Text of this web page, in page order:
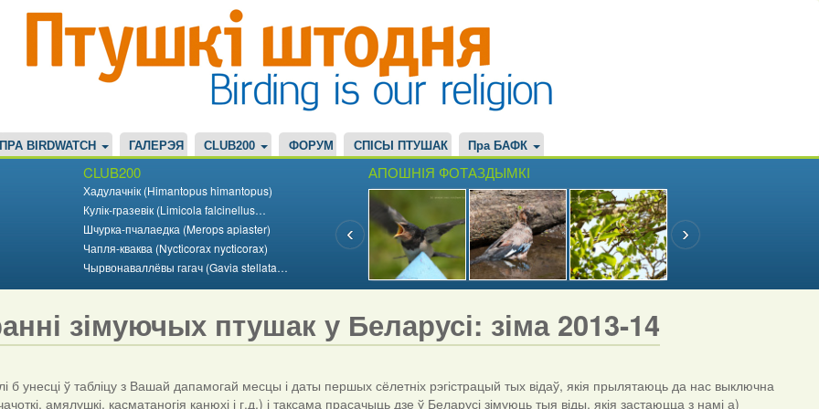
ПРА BIRDWATCH ГАЛЕРЭЯ CLUB200 ФОРУМ СПІСЫ ПТУШАК Пра БАФК
CLUB200
Хадулачнік (Himantopus himantopus)
Кулік-гразевік (Limicola falcinellus…
Шчурка-пчалаедка (Merops apiaster)
Чапля-кваква (Nycticorax nycticorax)
Чырвонаваллёвы гагач (Gavia stellata…
АПОШНІЯ ФОТАЗДЫМКІ
зімуючых птушак у Беларусі: зіма 2013-14
унесці ў табліцу з Вашай дапамогай месцы і даты першых сёлетніх рэгістрацый тых відаў, якія прылятаюць да нас выключна
амялушкі, касматаногія канюхі і г.д.) і таксама прасачыць дзе ў Беларусі зімуюць тыя віды, якія застаюцца з намі а)